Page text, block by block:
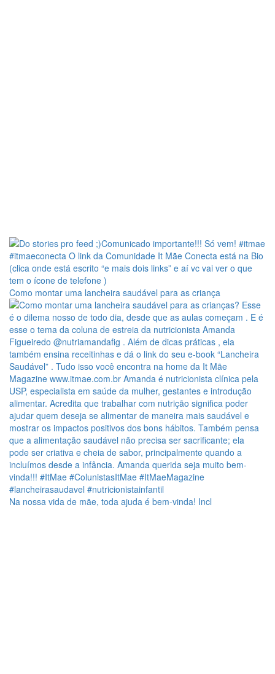
Como montar uma lancheira saudável para as criança
Na nossa vida de mãe, toda ajuda é bem-vinda! Incl